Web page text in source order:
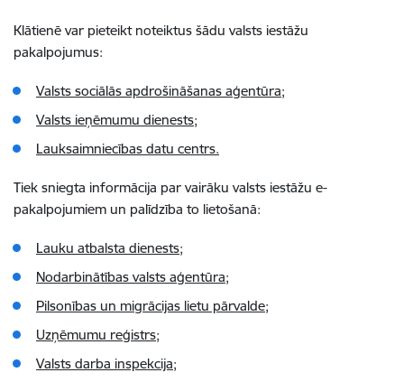
Klātienē var pieteikt noteiktus šādu valsts iestāžu
pakalpojumus:
Valsts sociālās apdrošināšanas aģentūra;
Valsts ieņēmumu dienests;
Lauksaimniecības datu centrs.
Tiek sniegta informācija par vairāku valsts iestāžu e-
pakalpojumiem un palīdzība to lietošanā:
Lauku atbalsta dienests;
Nodarbinātības valsts aģentūra;
Pilsonības un migrācijas lietu pārvalde;
Uzņēmumu reģistrs;
Valsts darba inspekcija;